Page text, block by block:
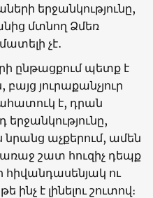
երջանկությունը,
մտնող Ձմեռ
չէ․
ընթացքում պետք է
յուրաքանչյուր
է, դրան
երջանկությունը,
նրանց աչքերում, ամեն
շատ հուզիչ դեպք
հիվանդասենյակ ու
է լինելու շուտով։